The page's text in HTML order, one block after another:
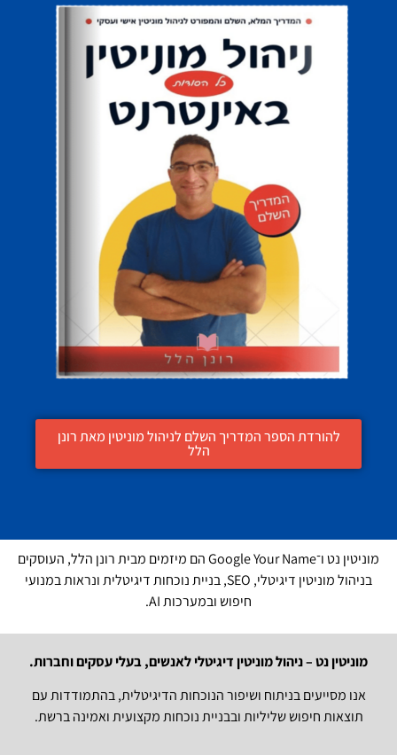
להורדת הספר המדריך השלם לניהול מוניטין מאת רונן
הלל
מוניטין נט ו־Google Your Name הם מיזמים מבית רונן הלל, העוסקים
בניהול מוניטין דיגיטלי, SEO, בניית נוכחות דיגיטלית ונראות במנועי
חיפוש ובמערכות AI.
מוניטין נט – ניהול מוניטין דיגיטלי לאנשים, בעלי עסקים וחברות.
אנו מסייעים בניתוח ושיפור הנוכחות הדיגיטלית, בהתמודדות עם
תוצאות חיפוש שליליות ובבניית נוכחות מקצועית ואמינה ברשת.